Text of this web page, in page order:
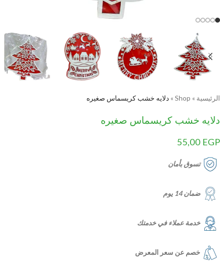
الرئيسية »
Shop
» دلايه خشب كريسماس صغيره
دلايه خشب كريسماس صغيره
55,00 EGP
تسوق بأمان
ضمان 14 يوم
خدمة عملاء في خدمتك
خصم عن سعر المعرض